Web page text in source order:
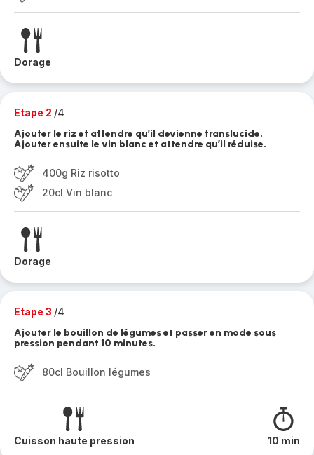
Dorage
Etape 2 /4
Ajouter le riz et attendre qu’il devienne translucide.
Ajouter ensuite le vin blanc et attendre qu’il réduise.
400g Riz risotto
20cl Vin blanc
Dorage
Etape 3 /4
Ajouter le bouillon de légumes et passer en mode sous
pression pendant 10 minutes.
80cl Bouillon légumes
Cuisson haute pression 10 min